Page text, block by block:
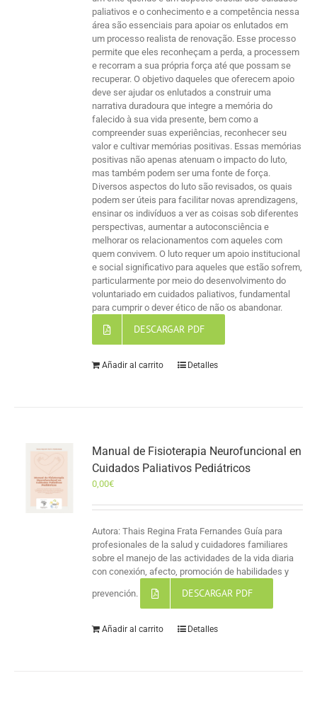
paliativos e o conhecimento e a competência nessa
área são essenciais para apoiar os enlutados em
um processo realista de renovação. Esse processo
permite que eles reconheçam a perda, a processem
e recorram a sua própria força até que possam se
recuperar. O objetivo daqueles que oferecem apoio
deve ser ajudar os enlutados a construir uma
narrativa duradoura que integre a memória do
falecido à sua vida presente, bem como a
compreender suas experiências, reconhecer seu
valor e cultivar memórias positivas. Essas memórias
positivas não apenas atenuam o impacto do luto,
mas também podem ser uma fonte de força.
Diversos aspectos do luto são revisados, os quais
podem ser úteis para facilitar novas aprendizagens,
ensinar os indivíduos a ver as coisas sob diferentes
perspectivas, aumentar a autoconsciência e
melhorar os relacionamentos com aqueles com
quem convivem. O luto requer um apoio institucional
e social significativo para aqueles que estão sofrem,
particularmente por meio do desenvolvimento do
voluntariado em cuidados paliativos, fundamental
para cumprir o dever ético de não os abandonar.
DESCARGAR PDF
Añadir al carrito Detalles
Manual de Fisioterapia Neurofuncional en
Cuidados Paliativos Pediátricos
0,00€
Autora: Thais Regina Frata Fernandes Guía para
profesionales de la salud y cuidadores familiares
sobre el manejo de las actividades de la vida diaria
con conexión, afecto, promoción de habilidades y
prevención. DESCARGAR PDF
Añadir al carrito Detalles